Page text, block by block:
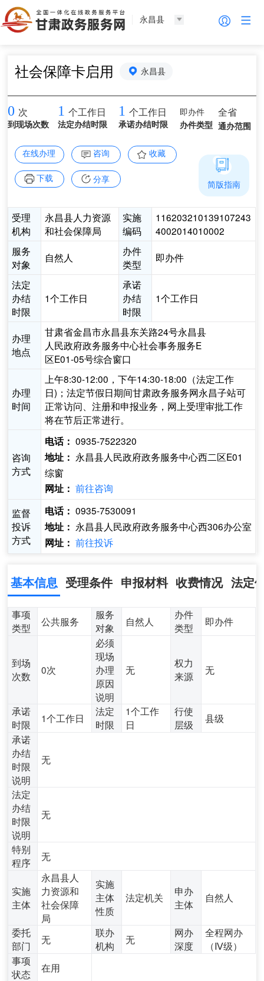
永昌县
社会保障卡启用 永昌县
0 次
到现场次数
1 个工作日
法定办结时限
1 个工作日
承诺办结时限
即办件
办件类型
全省
通办范围
在线办理 咨询 收藏
下载 分享
受理
机构
永昌县人力资源
和社会保障局
实施
编码
116203210139107243
4002014010002
服务
对象
自然人
办件
类型
即办件
法定
办结
时限
1个工作日
承诺
办结
时限
1个工作日
办理
地点
甘肃省金昌市永昌县东关路24号永昌县
人民政府政务服务中心社会事务服务E
区E01-05号综合窗口
办理
时间
上午8:30-12:00，下午14:30-18:00（法定工作
日)；法定节假日期间甘肃政务服务网永昌子站可
正常访问、注册和申报业务，网上受理审批工作
将在节后正常进行。
咨询
方式
电话： 0935-7522320
地址： 永昌县人民政府政务服务中心西二区E01
综窗
网址： 前往咨询
监督
投诉
方式
电话： 0935-7530091
地址： 永昌县人民政府政务服务中心西306办公室
网址： 前往投诉
简版指南
基本信息 受理条件 申报材料 收费情况 法定
事项
类型
公共服务
服务
对象
自然人
办件
类型
即办件
到场
次数
0次
必须
现场
办理
原因
说明
无
权力
来源
无
承诺
时限
1个工作日
法定
时限
1个工作
日
行使
层级
县级
承诺
办结
时限
说明
无
法定
办结
时限
说明
无
特别
程序
无
实施
主体
永昌县人
力资源和
社会保障
局
实施
主体
性质
法定机关
申办
主体
自然人
委托
部门
无
联办
机构
无
网办
深度
全程网办
（Ⅳ级）
事项
状态
在用